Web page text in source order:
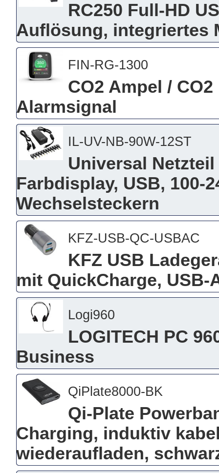
RC250 Full-HD
Auflösung, integriertes
FIN-RG-1300
CO2 Ampel /
Alarmsignal
IL-UV-NB-90W-12ST
Universal
Farbdisplay, USB, 100-
Wechselsteckern
KFZ-USB-QC-USBAC
KFZ USB
mit QuickCharge, USB-
Logi960
LOGITECH PC
Business
QiPlate8000-BK
Qi-Plate
Charging, induktiv
wiederaufladen,